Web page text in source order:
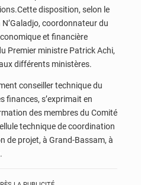
disposition, selon le
coordonnateur du
et financière
Premier ministre Patrick Achi,
différents ministères.
conseiller technique du
finances, s’exprimait en
des membres du Comité
technique de coordination
de projet, à Grand-Bassam, à